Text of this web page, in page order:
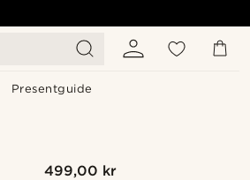
Presentguide
499,00 kr